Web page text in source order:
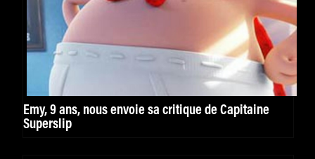
Emy, 9 ans, nous envoie sa critique de Capitaine
Superslip